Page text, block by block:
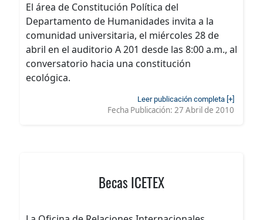
El área de Constitución Política del
Departamento de Humanidades invita a la
comunidad universitaria, el miércoles 28 de
abril en el auditorio A 201 desde las 8:00 a.m., al
conversatorio hacia una constitución
ecológica.
Leer publicación completa [+]
Fecha Publicación: 27 Abril de 2010
Becas ICETEX